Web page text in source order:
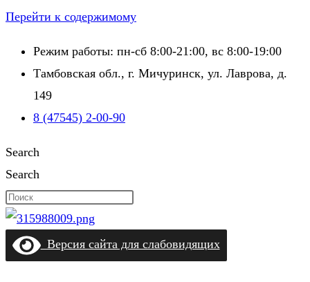
Перейти к содержимому
Режим работы: пн-сб 8:00-21:00, вс 8:00-19:00
Тамбовская обл., г. Мичуринск, ул. Лаврова, д.
149
8 (47545) 2-00-90
Search
Search
Версия сайта для слабовидящих